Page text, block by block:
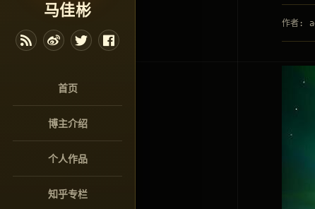
马佳彬
首页
博主介绍
个人作品
知乎专栏
作者: